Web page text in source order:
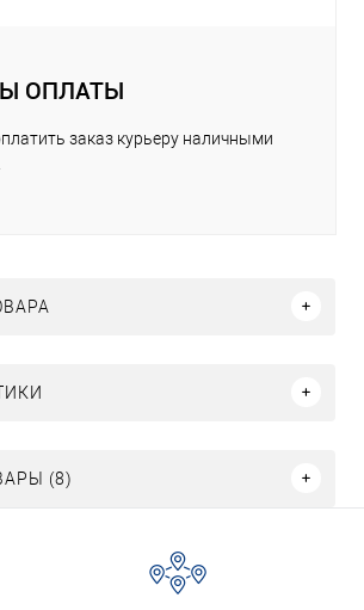
ОПЛАТЫ
заказ курьеру наличными
(8)